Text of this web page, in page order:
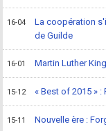
16-04
La coopération
de Guilde
16-01 Martin Luther
15-12 « Best of 2015 »
15-11 Nouvelle ère :